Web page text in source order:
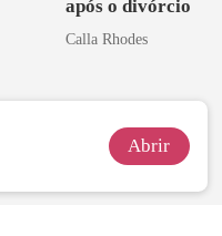
após o divórcio
Calla Rhodes
Abrir